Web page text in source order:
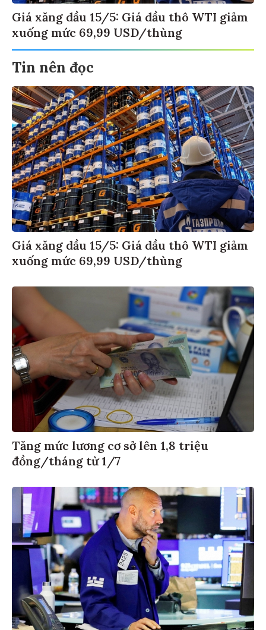
Giá xăng dầu 15/5: Giá dầu thô WTI giảm
xuống mức 69,99 USD/thùng
Tin nên đọc
Giá xăng dầu 15/5: Giá dầu thô WTI giảm
xuống mức 69,99 USD/thùng
Tăng mức lương cơ sở lên 1,8 triệu
đồng/tháng từ 1/7